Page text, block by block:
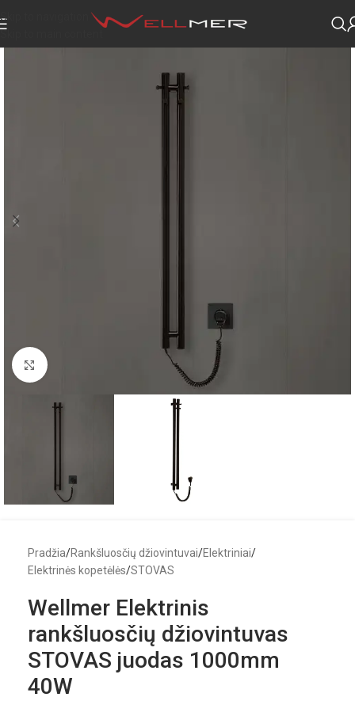
Skip to navigation
Click to enlarge
Pradžia/Rankšluosčių džiovintuvai/Elektriniai/
Elektrinės kopetėlės/STOVAS
Wellmer Elektrinis
rankšluosčių džiovintuvas
STOVAS juodas 1000mm
40W